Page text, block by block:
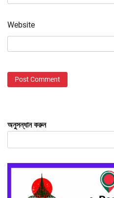
Website
অনুসন্ধান করুন